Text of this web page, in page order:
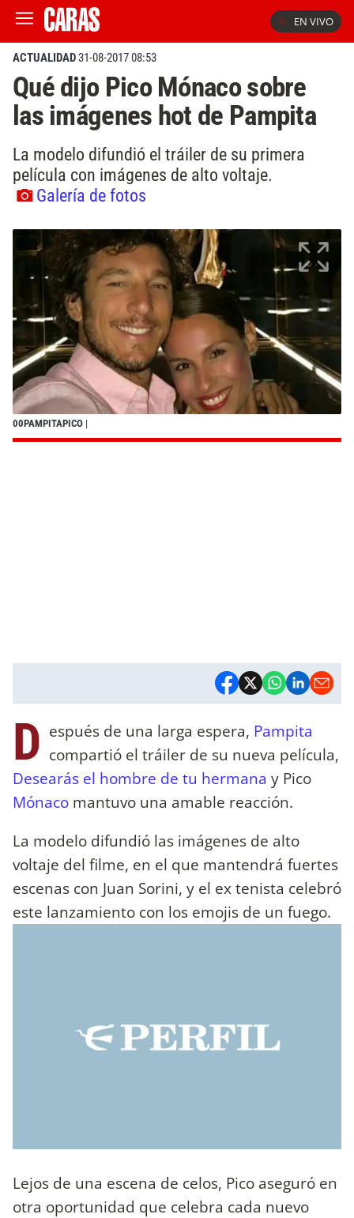
EN VIVO
ACTUALIDAD31-08-2017 08:53
Qué dijo Pico Mónaco sobre
las imágenes hot de Pampita
La modelo difundió el tráiler de su primera
película con imágenes de alto voltaje.
Galería de fotos
00PAMPITAPICO |
D espués de una larga espera, Pampita
compartió el tráiler de su nueva película,
Desearás el hombre de tu hermana y Pico
Mónaco mantuvo una amable reacción.
La modelo difundió las imágenes de alto
voltaje del filme, en el que mantendrá fuertes
escenas con Juan Sorini, y el ex tenista celebró
este lanzamiento con los emojis de un fuego.
Lejos de una escena de celos, Pico aseguró en
otra oportunidad que celebra cada nuevo